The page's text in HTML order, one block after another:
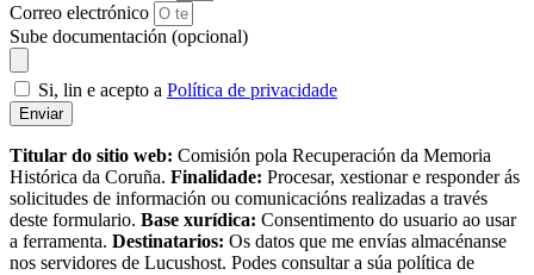
Correo electrónico
Sube documentación (opcional)
Si, lin e acepto a Política de privacidade
Enviar
Titular do sitio web: Comisión pola Recuperación da Memoria
Histórica da Coruña. Finalidade: Procesar, xestionar e responder ás
solicitudes de información ou comunicacións realizadas a través
deste formulario. Base xurídica: Consentimento do usuario ao usar
a ferramenta. Destinatarios: Os datos que me envías almacénanse
nos servidores de Lucushost. Podes consultar a súa política de